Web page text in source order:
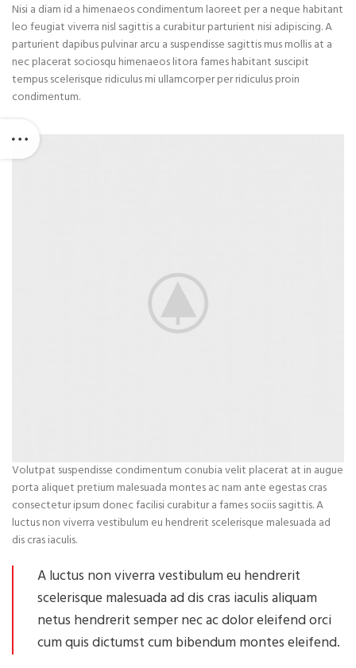
Nisi a diam id a himenaeos condimentum laoreet per a neque habitant
leo feugiat viverra nisl sagittis a curabitur parturient nisi adipiscing. A
parturient dapibus pulvinar arcu a suspendisse sagittis mus mollis at a
nec placerat sociosqu himenaeos litora fames habitant suscipit
tempus scelerisque ridiculus mi ullamcorper per ridiculus proin
condimentum.
Volutpat suspendisse condimentum conubia velit placerat at in augue
porta aliquet pretium malesuada montes ac nam ante egestas cras
consectetur ipsum donec facilisi curabitur a fames sociis sagittis. A
luctus non viverra vestibulum eu hendrerit scelerisque malesuada ad
dis cras iaculis.
A luctus non viverra vestibulum eu hendrerit
scelerisque malesuada ad dis cras iaculis aliquam
netus hendrerit semper nec ac dolor eleifend orci
cum quis dictumst cum bibendum montes eleifend.